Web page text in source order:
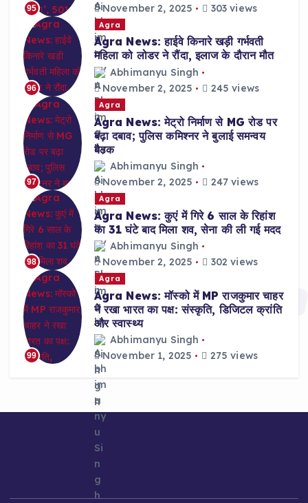
95
November 2, 2025
303 views
96
Agra
Agra News: हाईवे किनारे खड़ी गर्भवती
महिला को लोडर ने रौंदा, इलाज के दौरान मौत
Abhimanyu Singh
November 2, 2025
245 views
97
Agra
Agra News: मेट्रो निर्माण से MG रोड पर
बढ़ा दबाव; पुलिस कमिश्नर ने बुलाई समन्वय
बैठक
Abhimanyu Singh
November 2, 2025
247 views
98
Agra
Agra News: कुएं में गिरे 6 साल के रिहांश
का 31 घंटे बाद मिला शव, सेना की ली गई मदद
Abhimanyu Singh
November 2, 2025
302 views
99
Agra
Agra News: मॉस्को में MP राजकुमार चाहर
ने रखा भारत का पक्ष: संस्कृति, डिजिटल क्रांति
और स्वास्थ्य
Abhimanyu Singh
November 1, 2025
275 views